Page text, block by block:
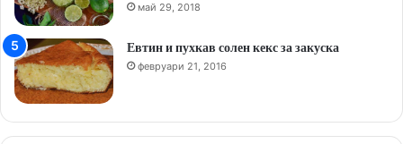
май 29, 2018
Евтин и пухкав солен кекс за закуска
февруари 21, 2016